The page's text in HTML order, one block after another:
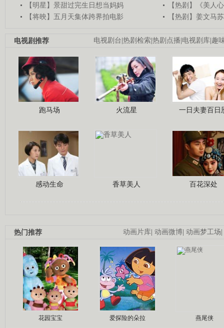
【明星】景甜过完生日想当妈妈
【热剧】《美人
【将映】五月天集体跨界拍电影
【热剧】姜文马
电视剧台|热剧检索|热剧点播|电视剧库|趣
电视剧推荐
跑马场 火流星 一日夫妻百日
感动生命 香草美人 百花深处
动画片库| 动画微博| 动画梦工场|
热门推荐
花园宝宝 爱探险的朵拉 燕尾侠